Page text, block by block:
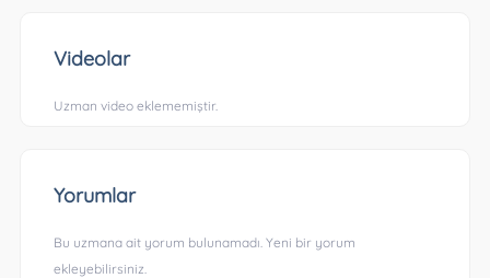
Videolar
Uzman video eklememiştir.
Yorumlar
Bu uzmana ait yorum bulunamadı. Yeni bir yorum
ekleyebilirsiniz.